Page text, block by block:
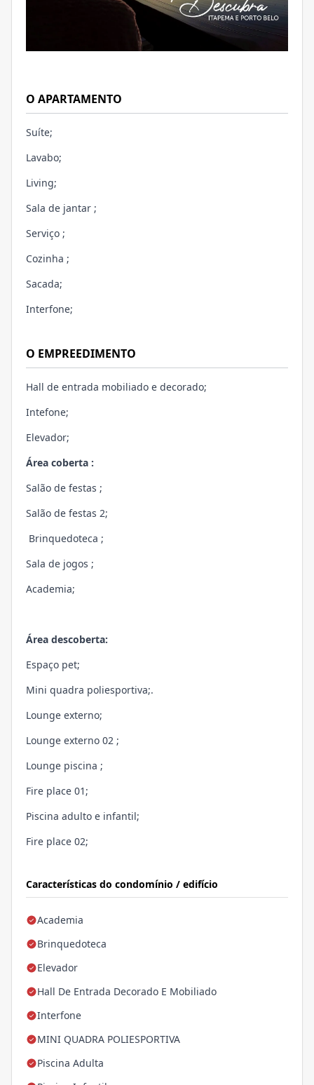
Características do condomínio / edifício
Academia
Brinquedoteca
Elevador
Hall De Entrada Decorado E Mobiliado
Interfone
MINI QUADRA POLIESPORTIVA
Piscina Adulta
O APARTAMENTO
Suíte;
Lavabo;
Living;
Sala de jantar ;
Serviço ;
Cozinha ;
Sacada;
Interfone;
O EMPREEDIMENTO
Hall de entrada mobiliado e decorado;
Intefone;
Elevador;
Área coberta :
Salão de festas ;
Salão de festas 2;
Brinquedoteca ;
Sala de jogos ;
Academia;
Área descoberta:
Espaço pet;
Mini quadra poliesportiva;.
Lounge externo;
Lounge externo 02 ;
Lounge piscina ;
Fire place 01;
Piscina adulto e infantil;
Fire place 02;